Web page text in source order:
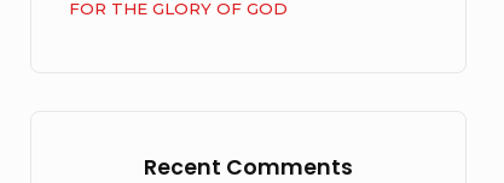
FOR THE GLORY OF GOD
Recent Comments